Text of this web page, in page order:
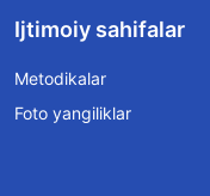
Ijtimoiy sahifalar
Metodikalar
Foto yangiliklar